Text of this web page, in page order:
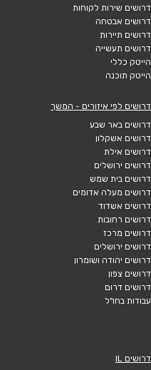
דרושים שירות לקוחות
דרושים אבטחה
דרושים תיירות
דרושים תעשייה
הייטק כללי
הייטק תוכנה
דרושים לפי איזורים - המשך
דרושים באר שבע
דרושים אשקלון
דרושים אילת
דרושים ירושלים
דרושים בית שמש
דרושים מעלה אדומים
דרושים אשדוד
דרושים רחובות
דרושים מרכז
דרושים ירושלים
דרושים יהודה ושומרון
דרושים צפון
דרושים דרום
עבודות בחו"ל
דרושים IL